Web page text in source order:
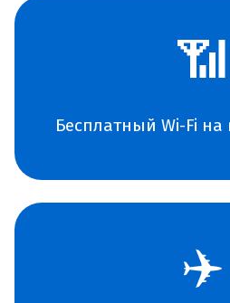
📶
Бесплатный Wi-Fi
✈️